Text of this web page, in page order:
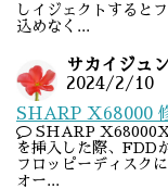
しイジェクトすると
込めなく...
サカイジュ
2024/2/10
SHARP X68000
SHARP
を挿入した際、FDD
フロッピーディスク
オー...